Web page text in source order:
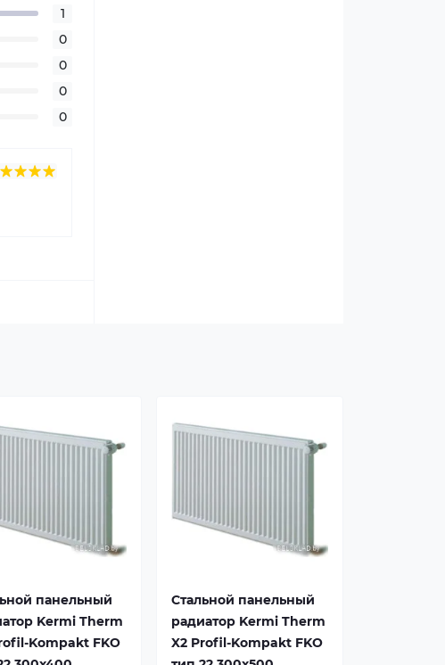
1
0
0
0
0
панельный
Kermi Therm
Kompakt FKO
Стальной панельный
радиатор Kermi Therm
X2 Profil-Kompakt FKO